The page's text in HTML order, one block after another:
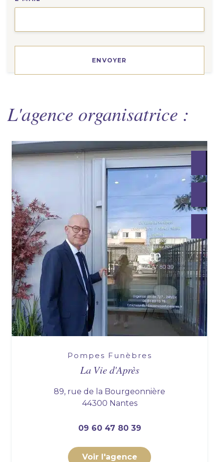
L'agence organisatrice :
Pompes Funèbres
La Vie d'Après
89, rue de la Bourgeonnière
44300 Nantes
09 60 47 80 39
Voir l'agence